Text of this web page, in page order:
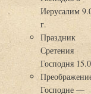
Иерусалим
г.
Праздник
Сретения
Господня
Господне —